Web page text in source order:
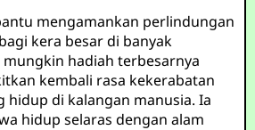
mengamankan perlindungan
kera besar di banyak
hadiah terbesarnya
kembali rasa kekerabatan
hidup di kalangan manusia. Ia
hidup selaras dengan alam